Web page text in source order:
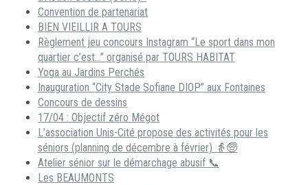
Convention de partenariat
BIEN VIEILLIR A TOURS
Règlement jeu concours Instagram “Le sport dans mon
quartier c’est…” organisé par TOURS HABITAT
Yoga au Jardins Perchés
Inauguration “City Stade Sofiane DIOP” aux Fontaines
Concours de dessins
17/04 : Objectif zéro Mégot
L’association Unis-Cité propose des activités pour les
séniors (planning de décembre à février) 👵🧓
Atelier sénior sur le démarchage abusif 📞
Les BEAUMONTS